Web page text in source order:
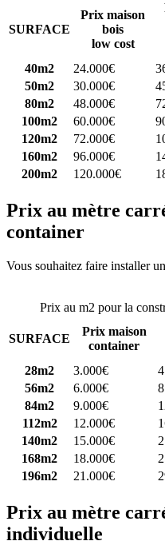
SURFACE
Prix maison
bois
low cost
40m2
24.000€
50m2
30.000€
80m2
48.000€
100m2
60.000€
120m2
72.000€
160m2
96.000€
200m2
120.000€
Prix au mètre
container
Vous souhaitez faire installer
Prix au m2 pour la
SURFACE
Prix maison
container
28m2
3.000€
56m2
6.000€
84m2
9.000€
112m2
12.000€
140m2
15.000€
168m2
18.000€
196m2
21.000€
Prix au mètre
individuelle